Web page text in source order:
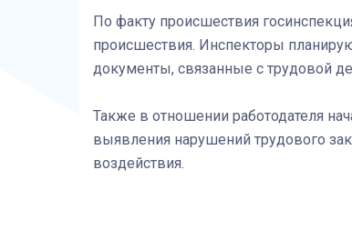
По факту происшествия
происшествия. Инспекторы
документы, связанные с трудовой
Также в отношении работодателя
выявления нарушений трудового
воздействия.